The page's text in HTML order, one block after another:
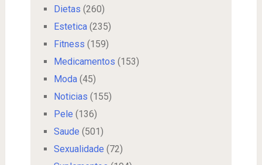
Dietas (260)
Estetica(235)
Fitness (159)
Medicamentos (153)
Moda(45)
Noticias (155)
Pele (136)
Saude (501)
Sexualidade (72)